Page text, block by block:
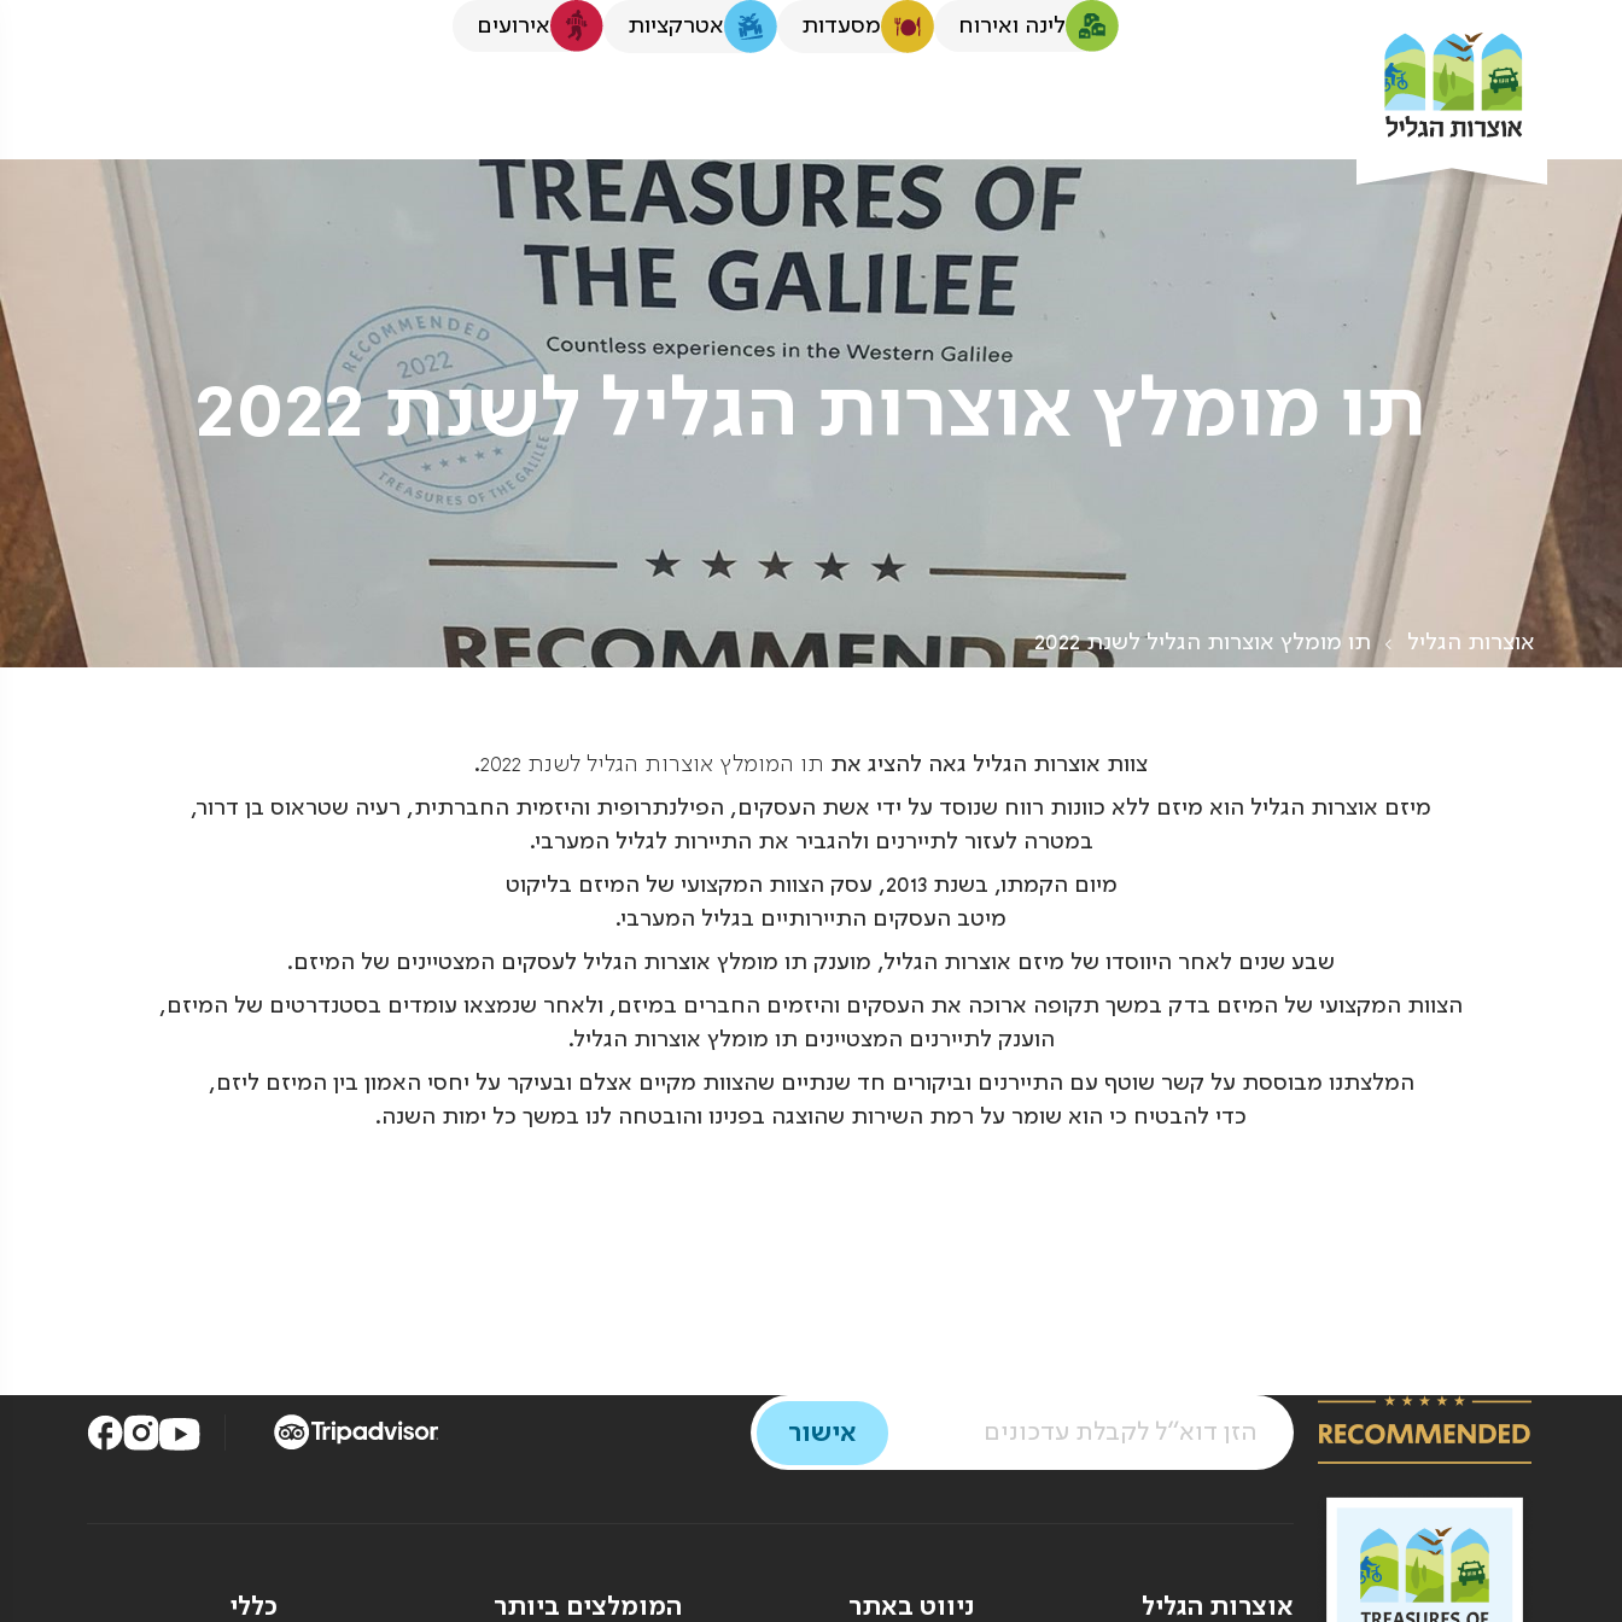
לינה ואירוח מסעדות אטרקציות אירועים
תו מומלץ אוצרות הגליל לשנת 2022
אוצרות הגליל תו מומלץ אוצרות הגליל לשנת 2022
צוות אוצרות הגליל גאה להציג את תו המומלץ אוצרות הגליל לשנת 2022
.
מיזם אוצרות הגליל הוא מיזם ללא כוונות רווח שנוסד על ידי אשת העסקים, הפילנתרופית והיזמית החברתית, רעיה שטראוס בן דרור,
במטרה לעזור לתיירנים ולהגביר את התיירות לגליל המערבי.
מיום הקמתו, בשנת 2013, עסק הצוות המקצועי של המיזם בליקוט
מיטב העסקים התיירותיים בגליל המערבי.
שבע שנים לאחר היווסדו של מיזם אוצרות הגליל, מוענק תו מומלץ אוצרות הגליל לעסקים המצטיינים של המיזם.
הצוות המקצועי של המיזם בדק במשך תקופה ארוכה את העסקים והיזמים החברים במיזם, ולאחר שנמצאו עומדים בסטנדרטים של המיזם,
הוענק לתיירנים המצטיינים תו מומלץ אוצרות הגליל.
המלצתנו מבוססת על קשר שוטף עם התיירנים וביקורים חד שנתיים שהצוות מקיים אצלם ובעיקר על יחסי האמון בין המיזם ליזם,
כדי להבטיח כי הוא שומר על רמת השירות שהוצגה בפנינו והובטחה לנו במשך כל ימות השנה.
אוצרות הגליל ניווט באתר המומלצים ביותר כללי